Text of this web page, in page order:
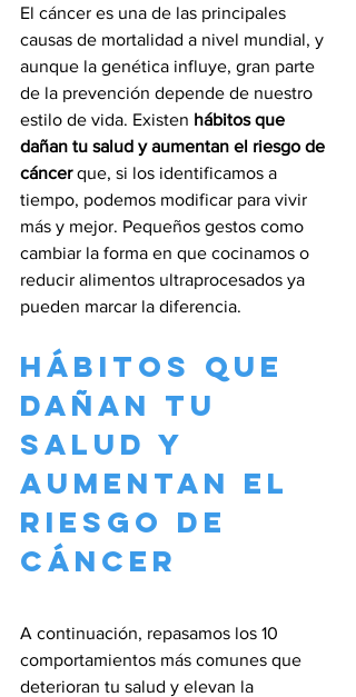
El cáncer es una de las principales
causas de mortalidad a nivel mundial, y
aunque la genética influye, gran parte
de la prevención depende de nuestro
estilo de vida. Existen hábitos que
dañan tu salud y aumentan el riesgo de
cáncer que, si los identificamos a
tiempo, podemos modificar para vivir
más y mejor. Pequeños gestos como
cambiar la forma en que cocinamos o
reducir alimentos ultraprocesados ya
pueden marcar la diferencia.
Hábitos que
dañan tu
salud y
aumentan el
riesgo de
cáncer
A continuación, repasamos los 10
comportamientos más comunes que
deterioran tu salud y elevan la